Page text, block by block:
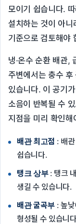
모이기 쉽습니다.
설치하는 것이 아
기준으로 검토해야
냉·온수 순환 배관,
주변에서는 충수
있습니다. 이 공기
소음이 반복될 수
지점을 미리 확인해
배관 최고점 : 배
쉽습니다.
탱크 상부: 탱크
생길 수 있습니다.
배관 굴곡부 : 높
형성될 수 있습니